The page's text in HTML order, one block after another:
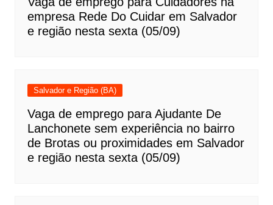
empresa Rede Do Cuidar em Salvador
e região nesta sexta (05/09)
Salvador e Região (BA)
Vaga de emprego para Ajudante De
Lanchonete sem experiência no bairro
de Brotas ou proximidades em Salvador
e região nesta sexta (05/09)